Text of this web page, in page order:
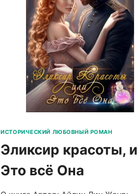
ИСТОРИЧЕСКИЙ ЛЮБОВНЫЙ РОМАН
Эликсир красоты,
Это всё Она